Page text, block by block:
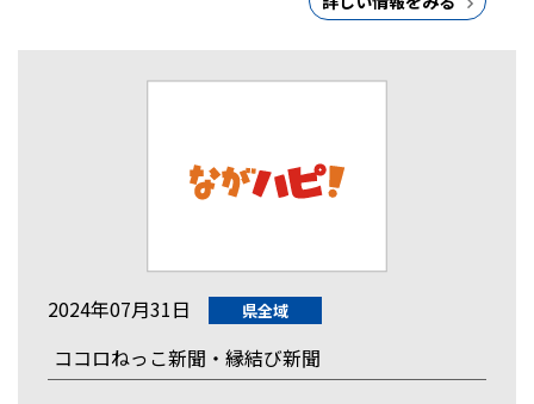
2024年07月31日 県全域
ココロねっこ新聞・縁結び新聞